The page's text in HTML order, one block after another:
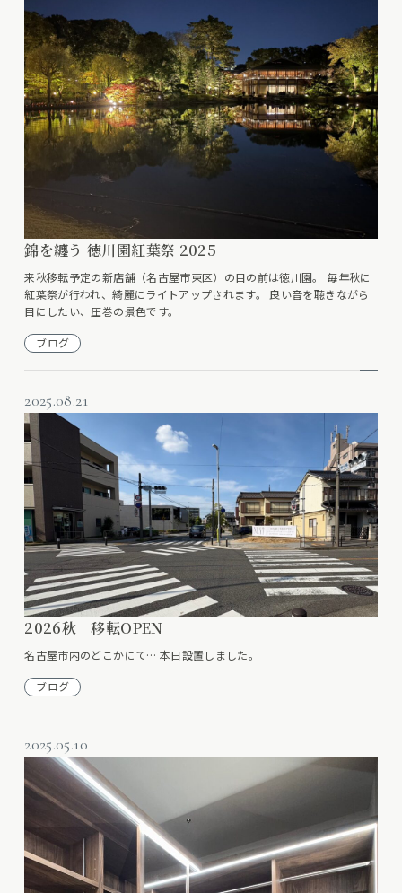
錦を纏う 徳川園紅葉祭 2025
来秋移転予定の新店舗（名古屋市東区）の目の前は徳川園。 毎年秋に
紅葉祭が行われ、綺麗にライトアップされます。 良い音を聴きながら
目にしたい、圧巻の景色です。
ブログ
2025.08.21
2026秋 移転OPEN
名古屋市内のどこかにて… 本日設置しました。
ブログ
2025.05.10